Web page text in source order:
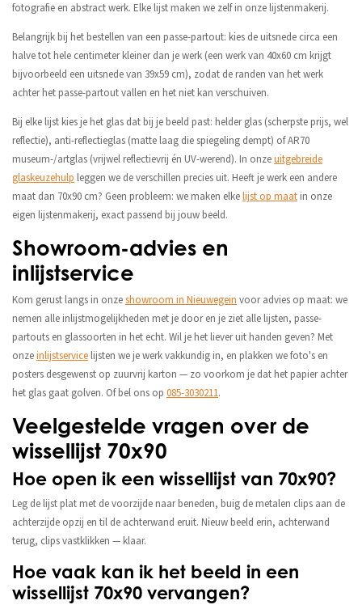
fotografie en abstract werk. Elke lijst maken we zelf in onze lijstenmakerij.
Belangrijk bij het bestellen van een passe-partout: kies de uitsnede circa een
halve tot hele centimeter kleiner dan je werk (een werk van 40x60 cm krijgt
bijvoorbeeld een uitsnede van 39x59 cm), zodat de randen van het werk
achter het passe-partout vallen en het niet kan verschuiven.
Bij elke lijst kies je het glas dat bij je beeld past: helder glas (scherpste prijs, wel
reflectie), anti-reflectieglas (matte laag die spiegeling dempt) of AR70
museum-/artglas (vrijwel reflectievrij én UV-werend). In onzeuitgebreide
glaskeuzehulp leggen we de verschillen precies uit. Heeft je werk een andere
maat dan 70x90 cm? Geen probleem: we maken elkelijst op maatin onze
eigen lijstenmakerij, exact passend bij jouw beeld.
Showroom-advies en
inlijstservice
Kom gerust langs in onzeshowroom in Nieuwegein voor advies op maat: we
nemen alle inlijstmogelijkheden met je door en je ziet alle lijsten, passe-
partouts en glassoorten in het echt. Wil je het liever uit handen geven? Met
onzeinlijstservicelijsten we je werk vakkundig in, en plakken we foto's en
posters desgewenst op zuurvrij karton — zo voorkom je dat het papier achter
het glas gaat golven. Of bel ons op 085-3030211.
Veelgestelde vragen over de
wissellijst 70x90
Hoe open ik een wissellijst van 70x90?
Leg de lijst plat met de voorzijde naar beneden, buig de metalen clips aan de
achterzijde opzij en til de achterwand eruit. Nieuw beeld erin, achterwand
terug, clips vastklikken — klaar.
Hoe vaak kan ik het beeld in een
wissellijst 70x90 vervangen?